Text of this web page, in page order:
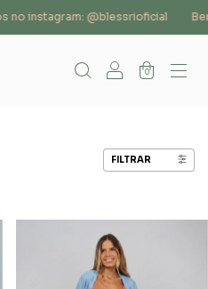
no instagram: @blessrioficial
0
FILTRAR